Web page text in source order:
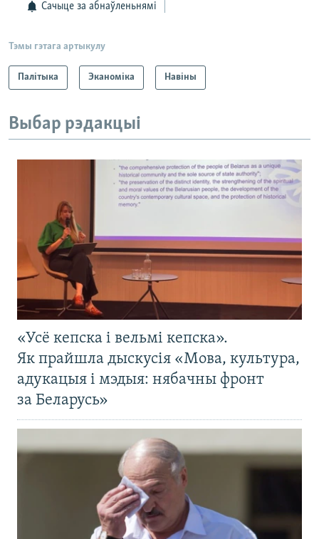
Сачыце за абнаўленьнямі
Тэмы гэтага артыкулу
Палітыка Эканоміка Навіны
Выбар рэдакцыі
«Усё кепска і вельмі кепска».
Як прайшла дыскусія «Мова, культура,
адукацыя і мэдыя: нябачны фронт
за Беларусь»